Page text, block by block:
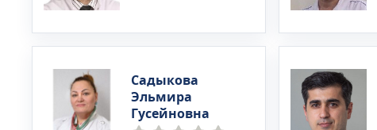
Садыкова
Эльмира
Гусейновна